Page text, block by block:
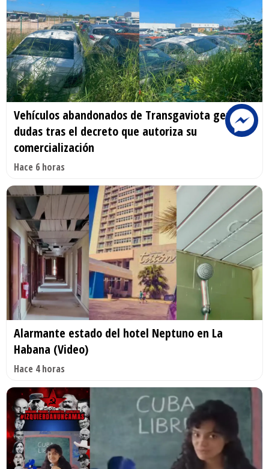
Vehículos abandonados de Transgaviota generan
dudas tras el decreto que autoriza su
comercialización
Hace 6 horas
Alarmante estado del hotel Neptuno en La
Habana (Video)
Hace 4 horas